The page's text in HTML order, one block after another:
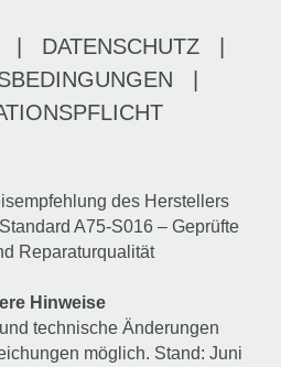
DATENSCHUTZ
des Herstellers
A75-S016 – Geprüfte
Reparaturqualität
Hinweise
technische Änderungen
möglich. Stand: Juni